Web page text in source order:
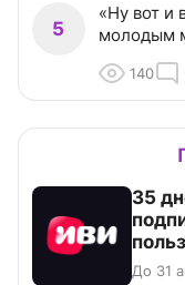
5
«Ну вот и
молодым
140
35
До 31